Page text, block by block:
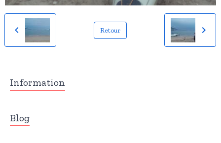
Retour
Information
Blog